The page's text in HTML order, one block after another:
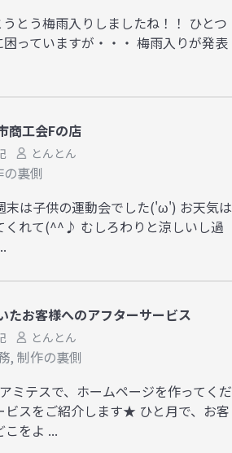
とう梅雨入りしましたね！！ ひとつ
っていますが・・・ 梅雨入りが発表
商工会Fの店
とんとん
裏側
は子供の運動会でした('ω') お天気は
くれて(^^♪ むしろわりと涼しいし過
たお客様へのアフターサービス
とんとん
, 制作の裏側
テスで、ホームページを作ってくだ
スをご紹介します★ ひと月で、お客
をよ ...